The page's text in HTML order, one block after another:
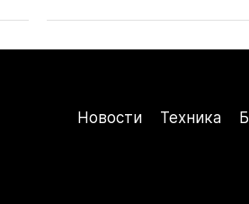
водителя службы
Новости Техника